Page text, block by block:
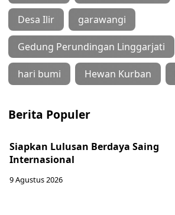
Desa Ilir garawangi
Gedung Perundingan Linggarjati
hari bumi Hewan Kurban
Berita Populer
Siapkan Lulusan Berdaya Saing
Internasional
9 Agustus 2026